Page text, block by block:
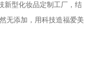
型化妆品定制工厂，结
无添加，用科技造福爱美